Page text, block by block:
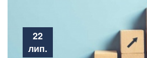
22
лип.